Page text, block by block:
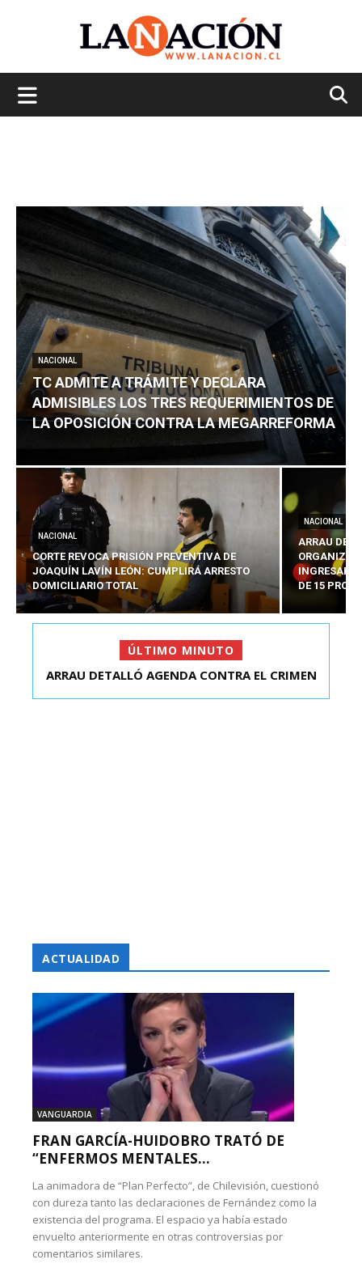
NACIONAL
TC ADMITE A TRÁMITE Y DECLARA
ADMISIBLES LOS TRES REQUERIMIENTOS DE
LA OPOSICIÓN CONTRA LA MEGARREFORMA
NACIONAL
CORTE REVOCA PRISIÓN PREVENTIVA DE
JOAQUÍN LAVÍN LEÓN: CUMPLIRÁ ARRESTO
DOMICILIARIO TOTAL
NACIONAL
ARRAU
INGRESARÁ
DE 15
ÚLTIMO MINUTO
TC ADMITE A TRÁMITE Y DECLARA ADMISIBLES
ARRAU DETALLÓ AGENDA CONTRA EL CRIMEN
ACTUALIDAD
VANGUARDIA
FRAN GARCÍA-HUIDOBRO TRATÓ DE
“ENFERMOS MENTALES...
La animadora de “Plan Perfecto”, de Chilevisión, cuestionó
con dureza tanto las declaraciones de Fernández como la
existencia del programa. El espacio ya había estado
envuelto anteriormente en otras controversias por
comentarios similares.